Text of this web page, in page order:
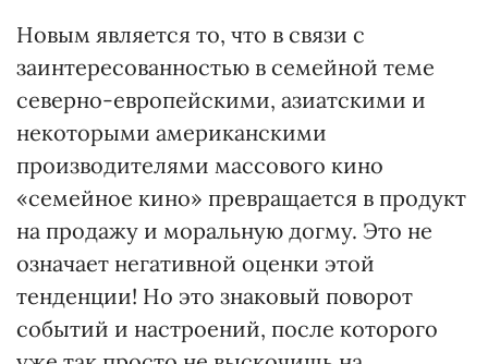
Новым является то, что в связи с
заинтересованностью в семейной теме
северно-европейскими, азиатскими и
некоторыми американскими
производителями массового кино
«семейное кино» превращается в продукт
на продажу и моральную догму. Это не
означает негативной оценки этой
тенденции! Но это знаковый поворот
событий и настроений, после которого